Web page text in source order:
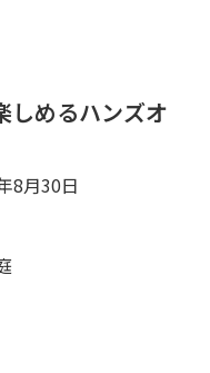
しめるハンズオ
8月30日